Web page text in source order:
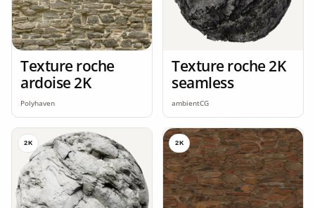
Texture roche
ardoise 2K
Polyhaven
Texture roche 2K
seamless
ambientCG
2K 2K